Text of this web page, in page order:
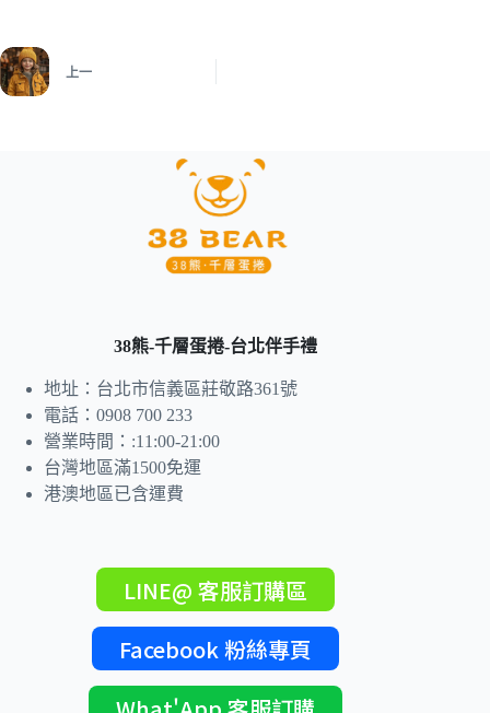
上一
38熊-千層蛋捲-台北伴手禮
地址：台北市信義區莊敬路361號
電話：0908 700 233
營業時間：:11:00-21:00
台灣地區滿1500免運
港澳地區已含運費
LINE@ 客服訂購區
Facebook 粉絲專頁